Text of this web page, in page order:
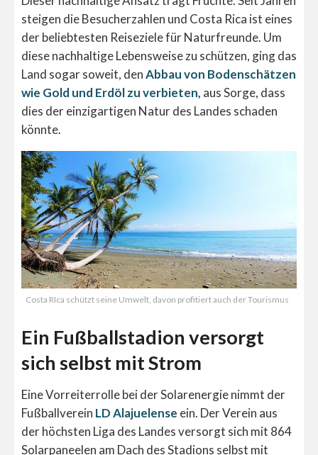
steigen die Besucherzahlen und Costa Rica ist eines
der beliebtesten Reiseziele für Naturfreunde. Um
diese nachhaltige Lebensweise zu schützen, ging das
Land sogar soweit, denAbbau von Bodenschätzen
wie Gold und Erdöl zu verbieten, aus Sorge, dass
dies der einzigartigen Natur des Landes schaden
könnte.
Costa RIca schützt seine Umwelt, davon profitiert auch der Tourismus
Ein Fußballstadion versorgt
sich selbst mit Strom
Eine Vorreiterrolle bei der Solarenergie nimmt der
Fußballverein LD Alajuelense ein. Der Verein aus
der höchsten Liga des Landes versorgt sich mit 864
Solarpaneelen am Dach des Stadions selbst mit